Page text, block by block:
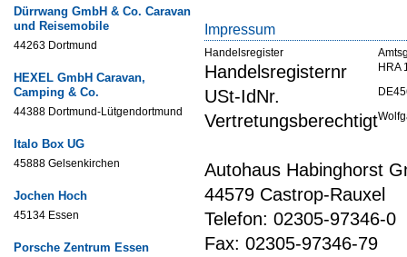
Dürrwang GmbH & Co. Caravan
und Reisemobile
44263 Dortmund
HEXEL GmbH Caravan,
Camping & Co.
44388 Dortmund-Lütgendortmund
Italo Box UG
45888 Gelsenkirchen
Jochen Hoch
45134 Essen
Porsche Zentrum Essen
Impressum
Handelsregister
Handelsregisternr HRA
USt-IdNr.
Vertretungsberechtigt
Autohaus Habinghorst
44579 Castrop-Rauxel
Telefon: 02305-97346-0
Fax: 02305-97346-79